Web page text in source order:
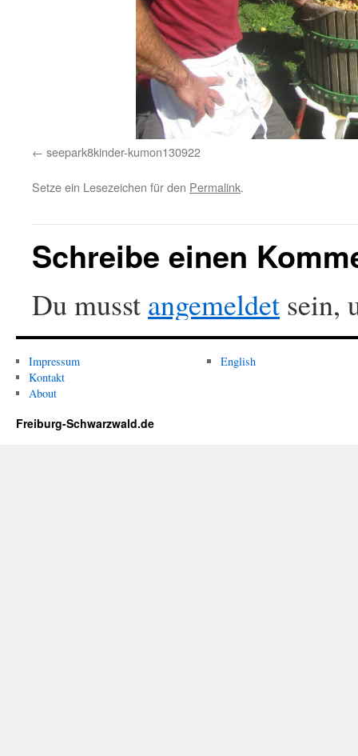
seepark8kinder-kumon130922
Setze ein Lesezeichen für den Permalink.
Schreibe einen
Du musst angemeldet sein,
Impressum
Kontakt
About
English
Freiburg-Schwarzwald.de